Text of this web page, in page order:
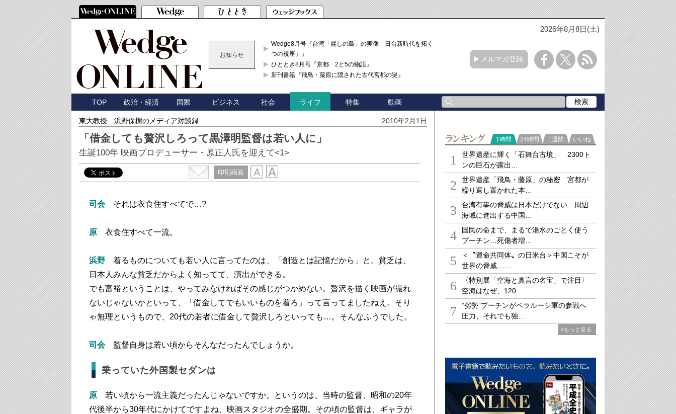
2026年8月8日(土)
お知らせ
Wedge8月号『台湾「麗しの島」の実像 日台新時代を拓く「3
つの視座」』
ひととき8月号『京都 2と5の物語』
新刊書籍『飛鳥・藤原に隠された古代宮都の謎』
メルマガ登録
TOP 政治・経済 国際 ビジネス 社会 ライフ 特集 動画
東大教授 浜野保樹のメディア対談録 2010年2月1日
「借金しても贅沢しろって黒澤明監督は若い人に」
生誕100年 映画プロデューサー・原正人氏を迎えて<1>
印刷画面
司会 それは衣食住すべてで…?
原 衣食住すべて一流。
浜野 着るものについても若い人に言ってたのは、「創造とは記憶だから」と。貧乏は、
日本人みんな貧乏だからよく知ってて、演出ができる。
でも富裕ということは、やってみなければその感じがつかめない。贅沢を描く映画が撮れ
ないじゃないかといって、「借金してでもいいものを着ろ」って言ってましたねえ。そり
ゃ無理というもので、20代の若者に借金して贅沢しろといっても…。そんなふうでした。
司会 監督自身は若い頃からそんなだったんでしょうか。
乗っていた外国製セダンは
原 若い頃から一流主義だったんじゃないですか。というのは、当時の監督、昭和の20年
代後半から30年代にかけてですよね、映画スタジオの全盛期。その頃の監督は、ギャラが
ランキング
1時間 24時間 1週間 いいね
1
世界遺産に輝く「石舞台古墳」 2300ト
ンの巨石が露出…
2
世界遺産「飛鳥・藤原」の秘密 宮都が
繰り返し置かれた本…
3
台湾有事の脅威は日本だけでない…周辺
海域に進出する中国…
4
国民の命まで、まるで湯水のごとく使う
プーチン…死傷者増…
5
＜〝運命共同体〟の日米台＞中国こそが
世界の脅威....…
6
〈特別展「空海と真言の名宝」で注目〉
空海はなぜ、120…
7
“劣勢”プーチンがベラルーシ軍の参戦へ
圧力、それでも独…
»もっと見る